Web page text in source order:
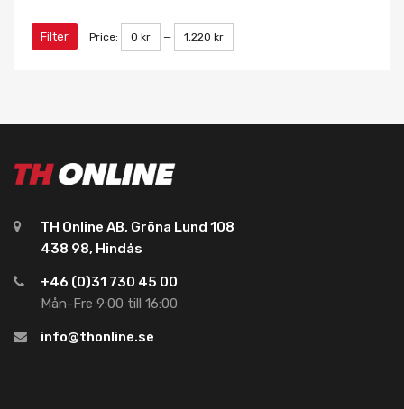
Filter Price: 0 kr — 1,220 kr
TH Online AB, Gröna Lund 108
438 98, Hindås
+46 (0)31 730 45 00
Mån-Fre 9:00 till 16:00
info@thonline.se